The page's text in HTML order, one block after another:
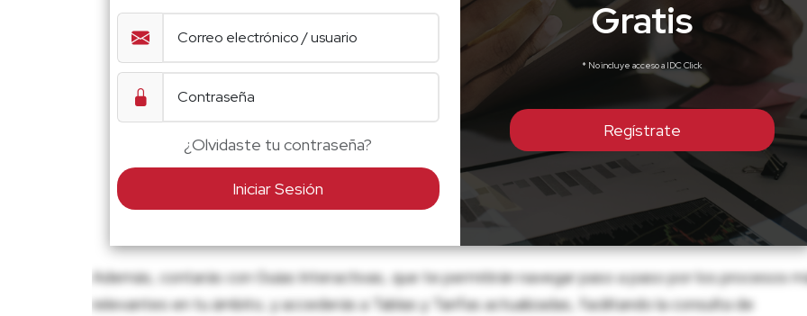
¿Olvidaste tu contraseña?
Iniciar Sesión
Gratis
* No incluye acceso a IDC Click
Regístrate
Además, contarás con Guías Interactivas, que te permitirán navegar paso a paso por los procesos
relevantes en tu ámbito, y accederás a Tablas y Tarifas actualizadas, facilitando la consulta de